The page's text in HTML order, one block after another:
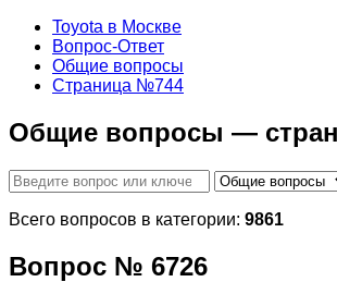
Toyota в Москве
Вопрос-Ответ
Общие вопросы
Страница №744
Общие вопросы —
Всего вопросов в категории: 9861
Вопрос № 6726